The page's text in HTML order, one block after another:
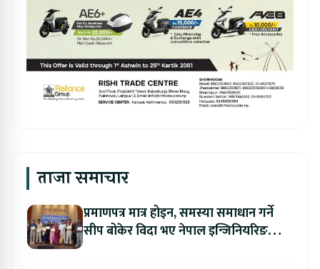
ताजा समाचार
प्रमाणपत्र मात्र होइन, समस्या समाधान गर्ने
सीप बोकेर विदा भए नेपाल इन्जिनियरिङ